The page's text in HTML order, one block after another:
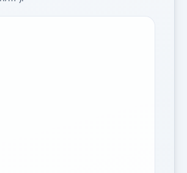
jelmagyarázatához